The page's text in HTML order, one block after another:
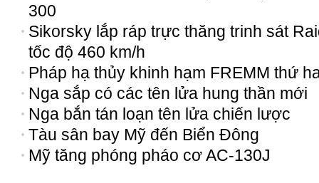
300
Sikorsky lắp ráp trực thăng trinh sát
tốc độ 460 km/h
Pháp hạ thủy khinh hạm FREMM thứ
Nga sắp có các tên lửa hung thần mới
Nga bắn tán loạn tên lửa chiến lược
Tàu sân bay Mỹ đến Biển Đông
Mỹ tăng phóng pháo cơ AC-130J